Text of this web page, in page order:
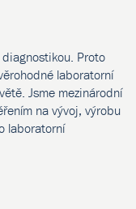
diagnostikou. Proto
laboratorní
Jsme mezinárodní
na vývoj, výrobu
laboratorní